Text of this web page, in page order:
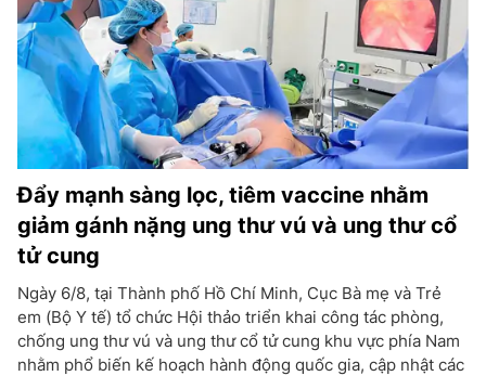
Đẩy mạnh sàng lọc, tiêm vaccine nhằm
giảm gánh nặng ung thư vú và ung thư cổ
tử cung
Ngày 6/8, tại Thành phố Hồ Chí Minh, Cục Bà mẹ và Trẻ
em (Bộ Y tế) tổ chức Hội thảo triển khai công tác phòng,
chống ung thư vú và ung thư cổ tử cung khu vực phía Nam
nhằm phổ biến kế hoạch hành động quốc gia, cập nhật các